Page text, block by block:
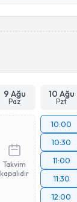
9 Ağu
Paz
10 Ağu
Pzt
Takvim
kapalıdır
10:00
10:30
11:00
11:30
12:00